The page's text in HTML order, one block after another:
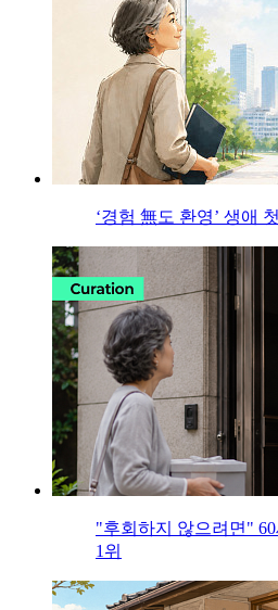
‘경험 無도 환영’ 생애
"후회하지 않으려면"
1위